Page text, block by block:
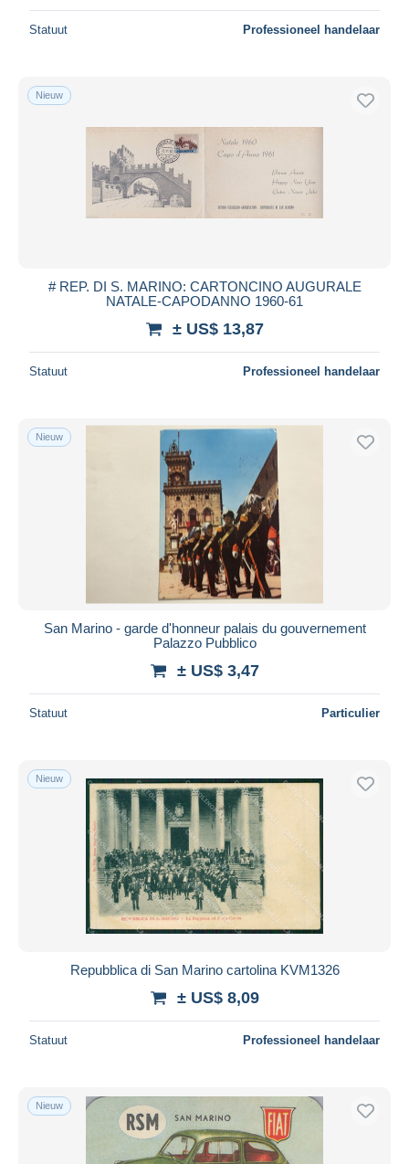
Statuut Professioneel handelaar
Nieuw
# REP. DI S. MARINO: CARTONCINO AUGURALE
NATALE-CAPODANNO 1960-61
± US$ 13,87
Statuut Professioneel handelaar
Nieuw
San Marino - garde d'honneur palais du gouvernement
Palazzo Pubblico
± US$ 3,47
Statuut Particulier
Nieuw
Repubblica di San Marino cartolina KVM1326
± US$ 8,09
Statuut Professioneel handelaar
Nieuw